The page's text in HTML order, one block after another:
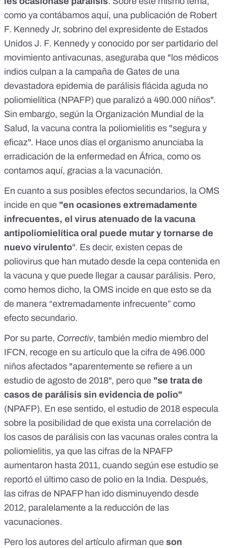
como ya contábamos aquí, una publicación de Robert
F. Kennedy Jr, sobrino del expresidente de Estados
Unidos J. F. Kennedy y conocido por ser partidario del
movimiento antivacunas, aseguraba que "los médicos
indios culpan a la campaña de Gates de una
devastadora epidemia de parálisis flácida aguda no
poliomielítica (NPAFP) que paralizó a 490.000 niños".
Sin embargo, según la Organización Mundial de la
Salud, la vacuna contra la poliomielitis es "segura y
eficaz". Hace unos días el organismo anunciaba la
erradicación de la enfermedad en África, como os
contamos aquí, gracias a la vacunación.
En cuanto a sus posibles efectos secundarios, la OMS
incide en que "en ocasiones extremadamente
infrecuentes, el virus atenuado de la vacuna
antipoliomielítica oral puede mutar y tornarse de
nuevo virulento". Es decir, existen cepas de
poliovirus que han mutado desde la cepa contenida en
la vacuna y que puede llegar a causar parálisis. Pero,
como hemos dicho, la OMS incide en que esto se da
de manera “extremadamente infrecuente” como
efecto secundario.
Por su parte, Correctiv, también medio miembro del
IFCN, recoge en su artículo que la cifra de 496.000
niños afectados "aparentemente se refiere a un
estudio de agosto de 2018", pero que "se trata de
casos de parálisis sin evidencia de polio"
(NPAFP). En ese sentido, el estudio de 2018 especula
sobre la posibilidad de que exista una correlación de
los casos de parálisis con las vacunas orales contra la
poliomielitis, ya que las cifras de la NPAFP
aumentaron hasta 2011, cuando según ese estudio se
reportó el último caso de polio en la India. Después,
las cifras de NPAFP han ido disminuyendo desde
2012, paralelamente a la reducción de las
vacunaciones.
Pero los autores del artículo afirman que son